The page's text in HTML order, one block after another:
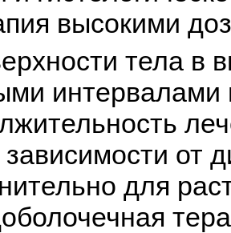
высокими
тела в
интервалами
от
для